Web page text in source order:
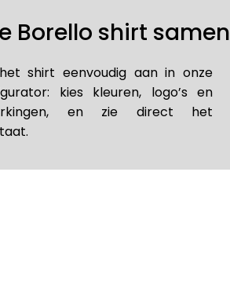
Borello shirt samen
shirt eenvoudig aan in onze
kies kleuren, logo’s en
en zie direct het